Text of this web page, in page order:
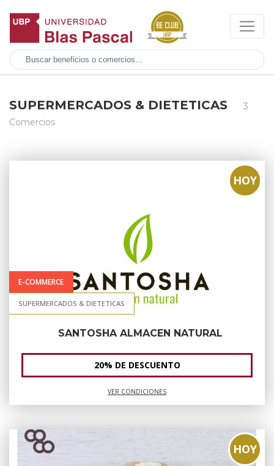
SUPERMERCADOS & DIETETICAS
3
Comercios
HOY
E-COMMERCE
SUPERMERCADOS & DIETETICAS
SANTOSHA ALMACEN NATURAL
20% DE DESCUENTO
VER CONDICIONES
HOY